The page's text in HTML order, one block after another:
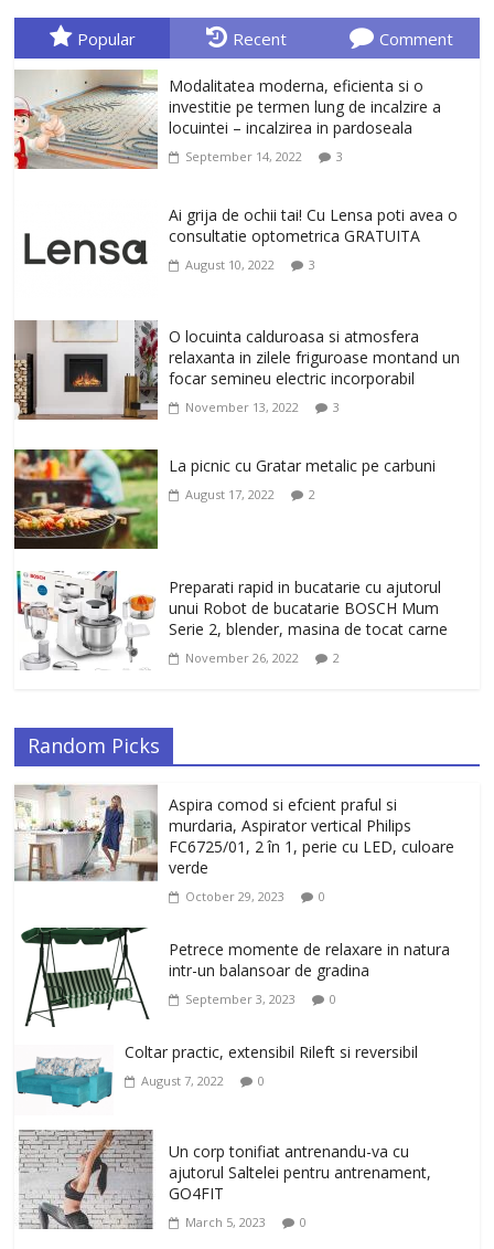
ori o provocare. Idei inedite, cadouri
originale, le puteti avea la Giftspot.ro,
alegere buna, Oglinda de baie cu mărire
și iluminare LED
February 20, 2026 0
un corp sanatos si armonios dezvoltat,
cu Flexor Fitness-dispozitiv pentru
tonifiere muschi
Un ten regenerat, fara riduri. Crema
antirid Ivatherm pentru o piele neteda si
elastica.
February 6, 2026 0
Popular Recent Comment
Modalitatea moderna, eficienta si o
investitie pe termen lung de incalzire a
locuintei – incalzirea in pardoseala
September 14, 2022 3
Ai grija de ochii tai! Cu Lensa poti avea o
consultatie optometrica GRATUITA
August 10, 2022 3
O locuinta calduroasa si atmosfera
relaxanta in zilele friguroase montand un
focar semineu electric incorporabil
November 13, 2022 3
La picnic cu Gratar metalic pe carbuni
August 17, 2022 2
Preparati rapid in bucatarie cu ajutorul
unui Robot de bucatarie BOSCH Mum
Serie 2, blender, masina de tocat carne
November 26, 2022 2
Random Picks
Aspira comod si efcient praful si
murdaria, Aspirator vertical Philips
FC6725/01, 2 în 1, perie cu LED, culoare
verde
October 29, 2023 0
Petrece momente de relaxare in natura
intr-un balansoar de gradina
September 3, 2023 0
Coltar practic, extensibil Rileft si reversibil
August 7, 2022 0
Un corp tonifiat antrenandu-va cu
ajutorul Saltelei pentru antrenament,
GO4FIT
March 5, 2023 0